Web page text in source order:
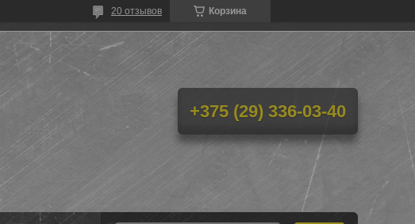
Корзина
20 отзывов
+375 (29) 336-03-40